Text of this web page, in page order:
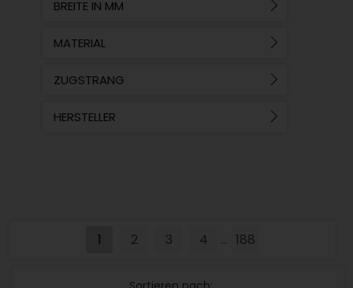
BREITE IN MM
MATERIAL
ZUGSTRANG
HERSTELLER
1 2 3 4 ... 188